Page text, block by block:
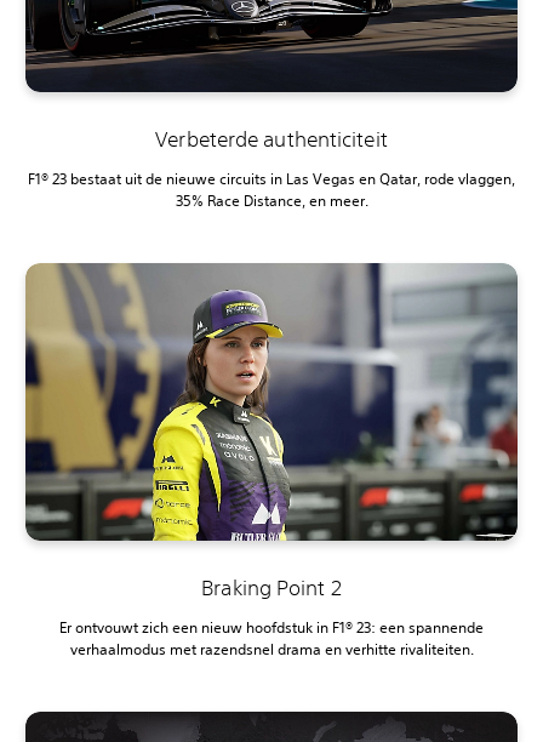
Verbeterde authenticiteit
F1® 23 bestaat uit de nieuwe circuits in Las Vegas en Qatar, rode vlaggen,
35% Race Distance, en meer.
Braking Point 2
Er ontvouwt zich een nieuw hoofdstuk in F1® 23: een spannende
verhaalmodus met razendsnel drama en verhitte rivaliteiten.